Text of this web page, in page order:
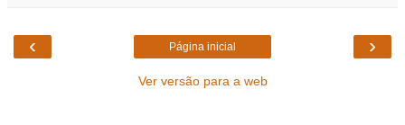
‹ ›
Página inicial
Ver versão para a web